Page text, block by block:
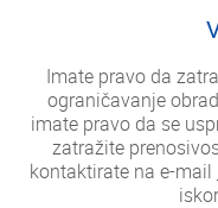
Imate pravo da
ograničavanje
imate pravo da se
zatražite
kontaktirate na e-mail